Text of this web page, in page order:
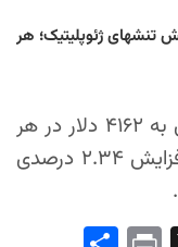
ژئوپلیتیک؛ هر
قیمت جهانی طلا با رشد ۱.۶۸ درصدی به ۴۱۶۲ دلار در هر
اونس رسید و هر اونس نقره نیز با افزایش ۲.۳۴ درصدی